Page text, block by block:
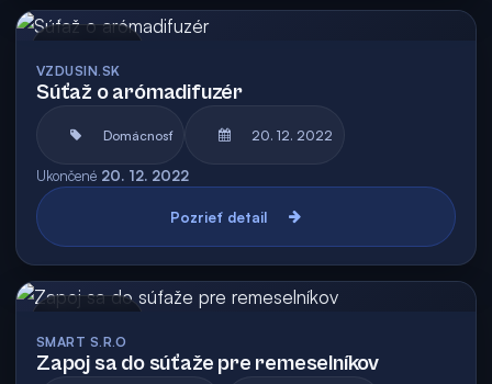
VZDUSIN.SK
Súťaž o arómadifuzér
Domácnosť 20. 12. 2022
Ukončené 20. 12. 2022
Pozrieť detail
SMART S.R.O
Zapoj sa do súťaže pre remeselníkov